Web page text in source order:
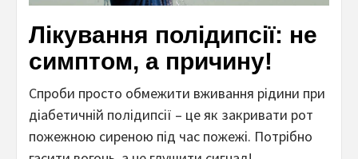
Лікування полідипсії: не
симптом, а причину!
Спроби просто обмежити вживання рідини при
діабетичній полідипсії – це як закривати рот
пожежною сиреною під час пожежі. Потрібно